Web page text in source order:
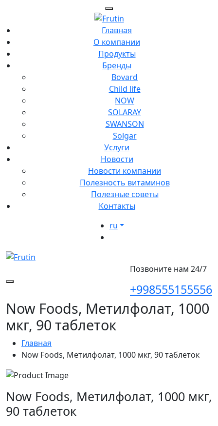
Главная
О компании
Продукты
Бренды
Bovard
Child life
NOW
SOLARAY
SWANSON
Solgar
Услуги
Новости
Новости компании
Полезность витаминов
Полезные советы
Контакты
ru
Позвоните нам 24/7
+998555155556
Now Foods, Метилфолат, 1000
мкг, 90 таблеток
Главная
Now Foods, Метилфолат, 1000 мкг, 90 таблеток
Now Foods, Метилфолат, 1000 мкг,
90 таблеток